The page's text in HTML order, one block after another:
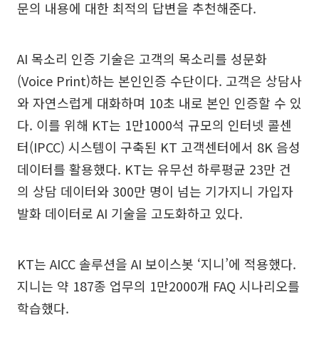
문의 내용에 대한 최적의 답변을 추천해준다.
AI 목소리 인증 기술은 고객의 목소리를 성문화
(Voice Print)하는 본인인증 수단이다. 고객은 상담사
와 자연스럽게 대화하며 10초 내로 본인 인증할 수 있
다. 이를 위해 KT는 1만1000석 규모의 인터넷 콜센
터(IPCC) 시스템이 구축된 KT 고객센터에서 8K 음성
데이터를 활용했다. KT는 유무선 하루평균 23만 건
의 상담 데이터와 300만 명이 넘는 기가지니 가입자
발화 데이터로 AI 기술을 고도화하고 있다.
KT는 AICC 솔루션을 AI 보이스봇 ‘지니’에 적용했다.
지니는 약 187종 업무의 1만2000개 FAQ 시나리오를
학습했다.